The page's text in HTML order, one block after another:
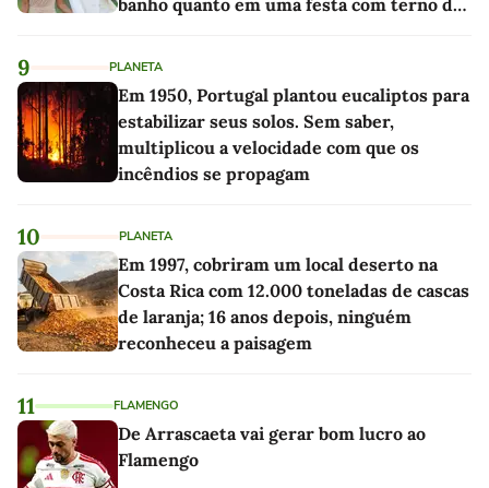
banho quanto em uma festa com terno de
9 PLANETA
Em 1950, Portugal plantou eucaliptos para
estabilizar seus solos. Sem saber,
multiplicou a velocidade com que os
incêndios se propagam
10 PLANETA
Em 1997, cobriram um local deserto na
Costa Rica com 12.000 toneladas de cascas
de laranja; 16 anos depois, ninguém
reconheceu a paisagem
11 FLAMENGO
De Arrascaeta vai gerar bom lucro ao
Flamengo